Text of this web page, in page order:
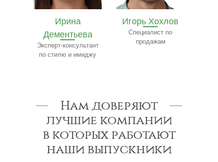
Игорь Хохлов
Специалист по
продажам
Елизавета
Чистякова
Специалист по
Нам доверяют
лучшие компании
в которых работают
наши выпускники